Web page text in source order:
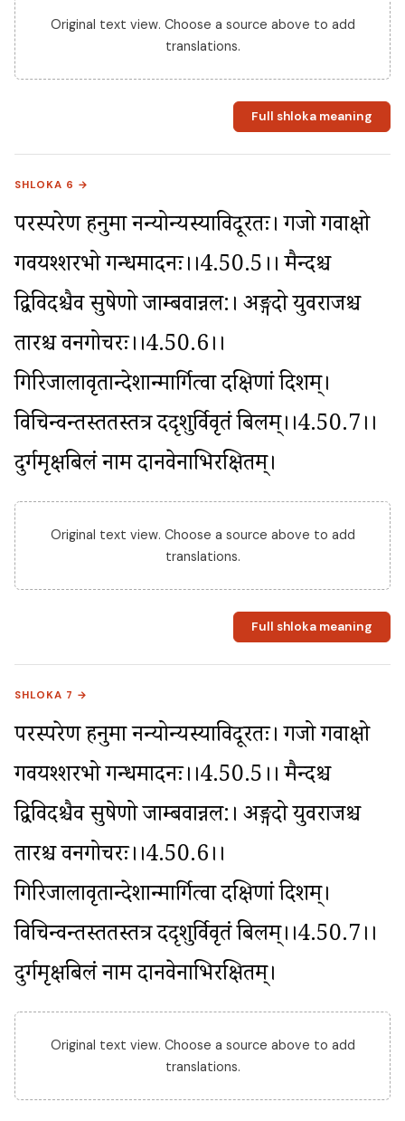
Original text view. Choose a source above to add
translations.
Full shloka meaning
SHLOKA 6 →
परस्परेण हनुमा नन्योन्यस्याविदूरतः। गजो गवाक्षो
गवयश्शरभो गन्धमादनः।।4.50.5।। मैन्दश्च
द्विविदश्चैव सुषेणो जाम्बवान्नल:। अङ्गदो युवराजश्च
तारश्च वनगोचरः।।4.50.6।।
गिरिजालावृतान्देशान्मार्गित्वा दक्षिणां दिशम्।
विचिन्वन्तस्ततस्तत्र ददृशुर्विवृतं बिलम्।।4.50.7।।
दुर्गमृक्षबिलं नाम दानवेनाभिरक्षितम्।
Original text view. Choose a source above to add
translations.
Full shloka meaning
SHLOKA 7 →
परस्परेण हनुमा नन्योन्यस्याविदूरतः। गजो गवाक्षो
गवयश्शरभो गन्धमादनः।।4.50.5।। मैन्दश्च
द्विविदश्चैव सुषेणो जाम्बवान्नल:। अङ्गदो युवराजश्च
तारश्च वनगोचरः।।4.50.6।।
गिरिजालावृतान्देशान्मार्गित्वा दक्षिणां दिशम्।
विचिन्वन्तस्ततस्तत्र ददृशुर्विवृतं बिलम्।।4.50.7।।
दुर्गमृक्षबिलं नाम दानवेनाभिरक्षितम्।
Original text view. Choose a source above to add
translations.